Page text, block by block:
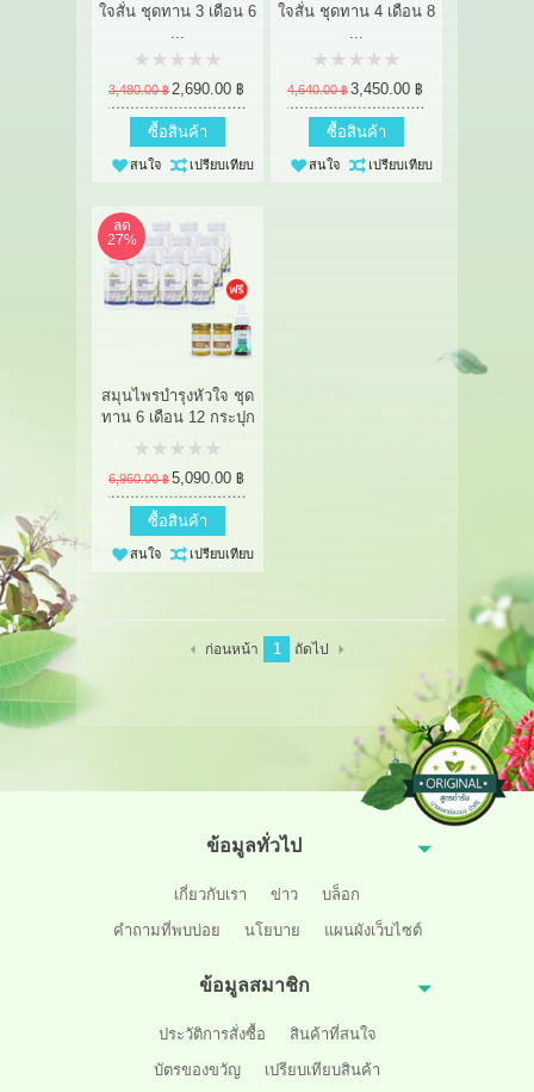
ใจสั่น ชุดทาน 3 เดือน 6
3,480.00 ฿ 2,690.00 ฿
ซื้อสินค้า
สนใจ เปรียบเทียบ
ใจสั่น ชุดทาน 4 เดือน 8
4,640.00 ฿3,450.00 ฿
ซื้อสินค้า
สนใจ เปรียบเทียบ
ลด
27%
สมุนไพรบำรุงหัวใจ ชุด
ทาน 6 เดือน 12 กระปุก
6,960.00 ฿5,090.00 ฿
ซื้อสินค้า
สนใจ เปรียบเทียบ
ก่อนหน้า 1 ถัดไป
ข้อมูลทั่วไป
เกี่ยวกับเรา ข่าว
บล็อก
คำถามที่พบบ่อย
นโยบาย แผนผังเว็บไซต์
ข้อมูลสมาชิก
ประวัติการสั่งซื้อ
สินค้าที่สนใจ
บัตรของขวัญ
เปรียบเทียบสินค้า